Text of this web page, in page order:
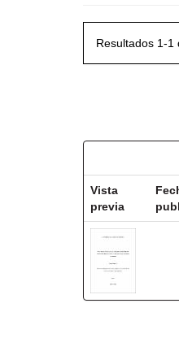
Resultados 1-1
Vista
previa